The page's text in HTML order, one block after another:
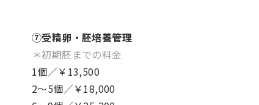
⑦受精卵・胚培養管理
＊初期胚までの料金
1個／￥13,500
2～5個／￥18,000